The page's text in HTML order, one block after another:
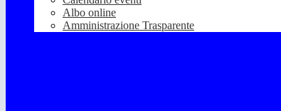
Albo online
Amministrazione Trasparente